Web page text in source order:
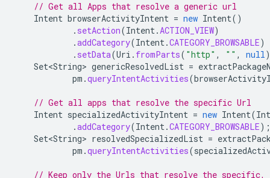
// Get all Apps that resolve a generic url
Intent browserActivityIntent = new Intent()
. setAction(Intent.ACTION_VIEW)
.addCategory(Intent.CATEGORY_BROWSABLE)
. setData(Uri . fromParts( "http" , "" , null
Set<String> genericResolvedList =
pm .queryIntentActivities(
// Get all apps that resolve the specific Url
Intent specializedActivityIntent = new Intent(
.addCategory(Intent.CATEGORY_BROWSABLE);
Set<String> resolvedSpecializedList =
pm .queryIntentActivities(
// Keep only the Urls that resolve the specific,